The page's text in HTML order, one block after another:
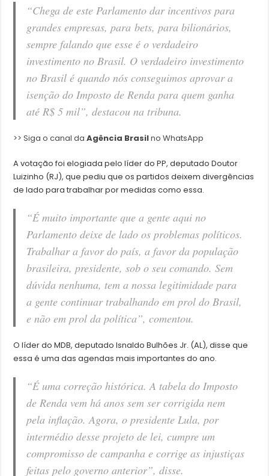
“Chega de este Parlamento dar incentivos para
grandes empresas, parabets, para bilionários,
sempre falando que esse é o verdadeiro
investimento no Brasil. O verdadeiro investimento
no Brasil é quando nós conseguimos aprovar a
isenção do Imposto de Renda para quem ganha
até R$ 5 mil”, destacou na tribuna.
>> Siga o canal daAgência Brasilno WhatsApp
A votação foi elogiada pelo líder do PP, deputado Doutor
Luizinho (RJ), que pediu que os partidos deixem divergências
de lado para trabalhar por medidas como essa.
“É muito importante que a gente aqui no
Parlamento deixe de lado os problemas políticos.
Trabalhar a favor do país, a favor da população
brasileira, presidente, sob o seu comando. Sem
dúvida nenhuma, tem a nossa legitimidade para
a gente continuar trabalhando em prol do Brasil,
e não em prol da política”, comentou.
O líder do MDB, deputado Isnaldo Bulhões Jr. (AL), disse que
essa é uma das agendas mais importantes do ano.
“É uma correção histórica. A tabela do Imposto
de Renda vem há anos sem ser corrigida nem
pela inflação. Agora, o presidente Lula, por
intermédio desse projeto de lei, cumpre um
compromisso de campanha e corrige as injustiças
feitas pelo governo anterior”, disse.